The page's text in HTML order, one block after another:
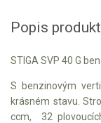
Sněhové
Benzínové
Popis
STIGA SVP 40 G
S benzinovým
krásném stavu.
ccm, 32